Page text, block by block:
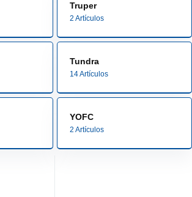
Truper
2 Artículos
Tundra
14 Artículos
YOFC
2 Artículos